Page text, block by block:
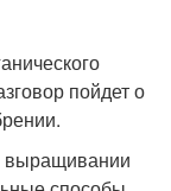
пойдет о
выращивании